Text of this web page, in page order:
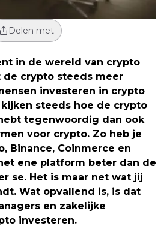
Delen met
in de wereld van crypto
crypto steeds meer
investeren in crypto
steeds hoe de crypto
tegenwoordig dan ook
voor crypto. Zo heb je
Binance, Coinmerce en
ene platform beter dan de
se. Het is maar net wat jij
Wat opvallend is, is dat
en zakelijke
investeren.